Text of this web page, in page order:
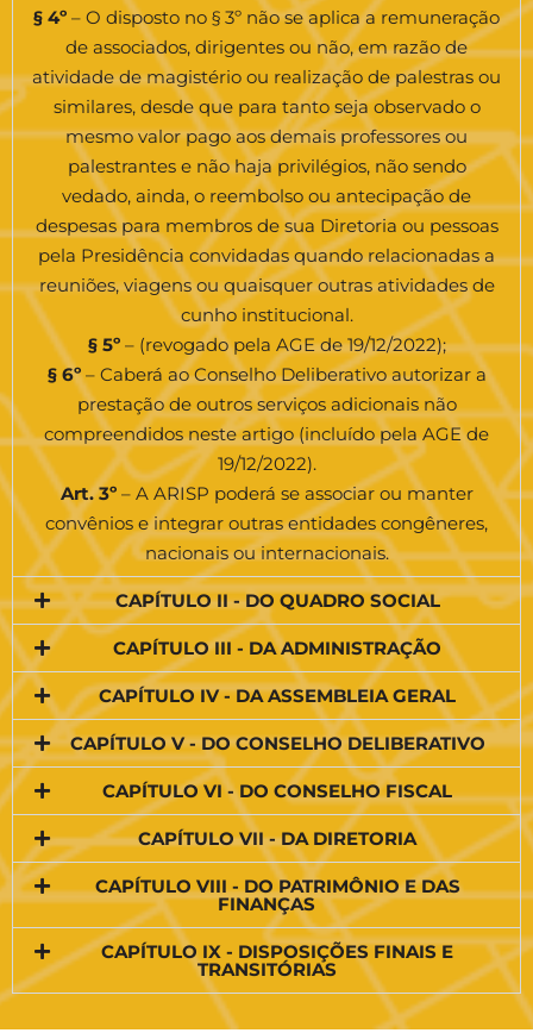
§ 4º – O disposto no § 3º não se aplica a remuneração
de associados, dirigentes ou não, em razão de
atividade de magistério ou realização de palestras ou
similares, desde que para tanto seja observado o
mesmo valor pago aos demais professores ou
palestrantes e não haja privilégios, não sendo
vedado, ainda, o reembolso ou antecipação de
despesas para membros de sua Diretoria ou pessoas
pela Presidência convidadas quando relacionadas a
reuniões, viagens ou quaisquer outras atividades de
cunho institucional.
§ 5º– (revogado pela AGE de 19/12/2022);
§ 6º– Caberá ao Conselho Deliberativo autorizar a
prestação de outros serviços adicionais não
compreendidos neste artigo (incluído pela AGE de
19/12/2022).
Art. 3º– A ARISP poderá se associar ou manter
convênios e integrar outras entidades congêneres,
nacionais ou internacionais.
CAPÍTULO II - DO QUADRO SOCIAL
CAPÍTULO III - DA ADMINISTRAÇÃO
CAPÍTULO IV - DA ASSEMBLEIA GERAL
CAPÍTULO V - DO CONSELHO DELIBERATIVO
CAPÍTULO VI - DO CONSELHO FISCAL
CAPÍTULO VII - DA DIRETORIA
CAPÍTULO VIII - DO PATRIMÔNIO E DAS
FINANÇAS
CAPÍTULO IX - DISPOSIÇÕES FINAIS E
TRANSITÓRIAS